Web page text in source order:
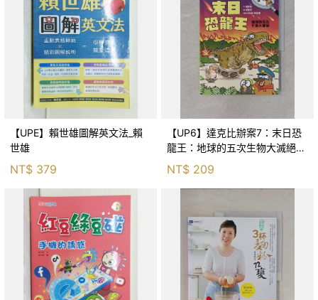
【UPE】賴世雄圖解英文法_賴
世雄
NT$ 379
【UP6】達克比辦案7：末日恐
龍王：地球的五次生物大滅絕_
胡妙芬
NT$ 209